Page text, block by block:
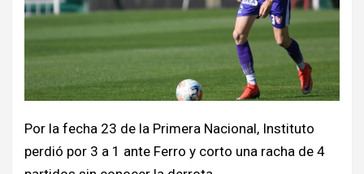
Por la fecha 23 de la Primera Nacional, Instituto
perdió por 3 a 1 ante Ferro y corto una racha de 4